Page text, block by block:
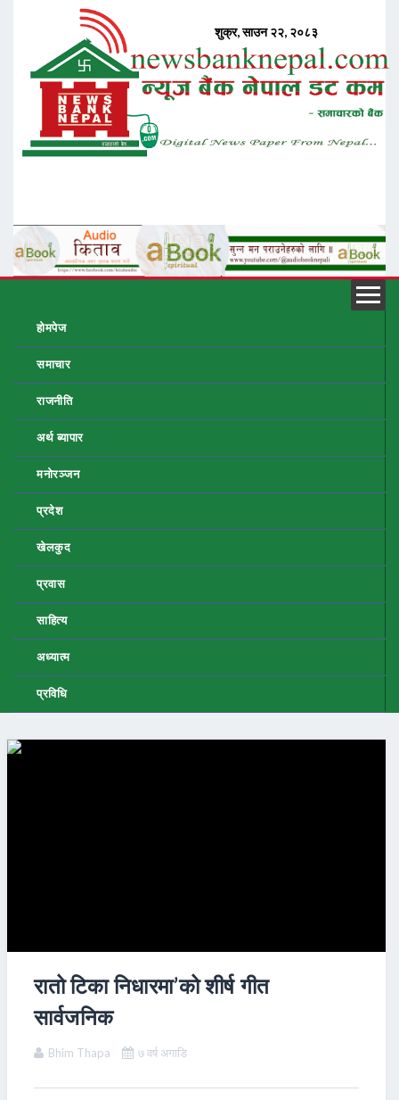
होमपेज
समाचार
राजनीति
अर्थ ब्यापार
मनोरञ्जन
प्रदेश
खेलकुद
प्रवास
साहित्य
अध्यात्म
प्रविधि
रातो टिका निधारमा’को शीर्ष गीत
सार्वजनिक
Bhim Thapa ७ वर्ष अगाडि